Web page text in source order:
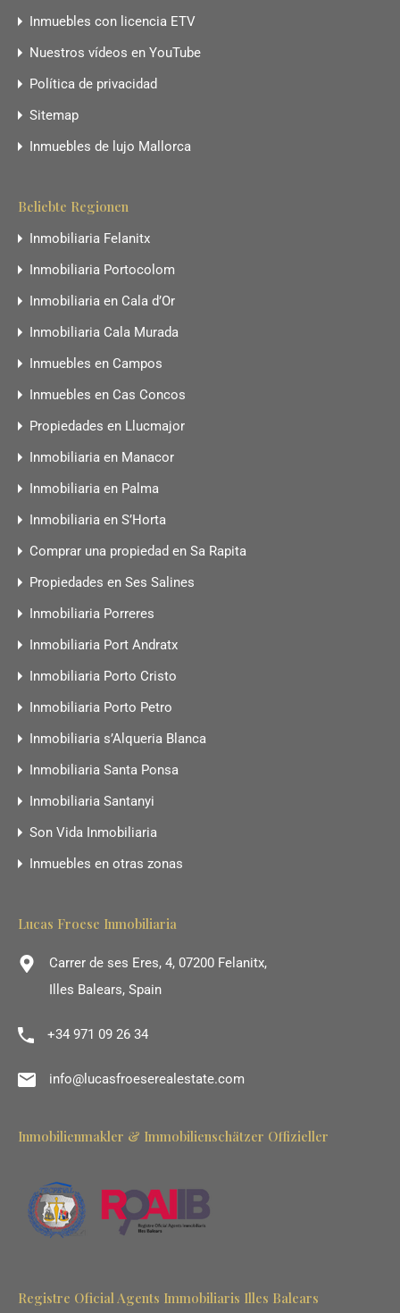
Inmuebles con licencia ETV
Nuestros vídeos en YouTube
Política de privacidad
Sitemap
Inmuebles de lujo Mallorca
Beliebte Regionen
Inmobiliaria Felanitx
Inmobiliaria Portocolom
Inmobiliaria en Cala d’Or
Inmobiliaria Cala Murada
Inmuebles en Campos
Inmuebles en Cas Concos
Propiedades en Llucmajor
Inmobiliaria en Manacor
Inmobiliaria en Palma
Inmobiliaria en S’Horta
Comprar una propiedad en Sa Rapita
Propiedades en Ses Salines
Inmobiliaria Porreres
Inmobiliaria Port Andratx
Inmobiliaria Porto Cristo
Inmobiliaria Porto Petro
Inmobiliaria s’Alqueria Blanca
Inmobiliaria Santa Ponsa
Inmobiliaria Santanyi
Son Vida Inmobiliaria
Inmuebles en otras zonas
Lucas Froese Inmobiliaria
Carrer de ses Eres, 4, 07200 Felanitx,
Illes Balears, Spain
+34 971 09 26 34
info@lucasfroeserealestate.com
Inmobilienmakler & Immobilienschätzer Offizieller
Registre Oficial Agents Immobiliaris Illes Balears